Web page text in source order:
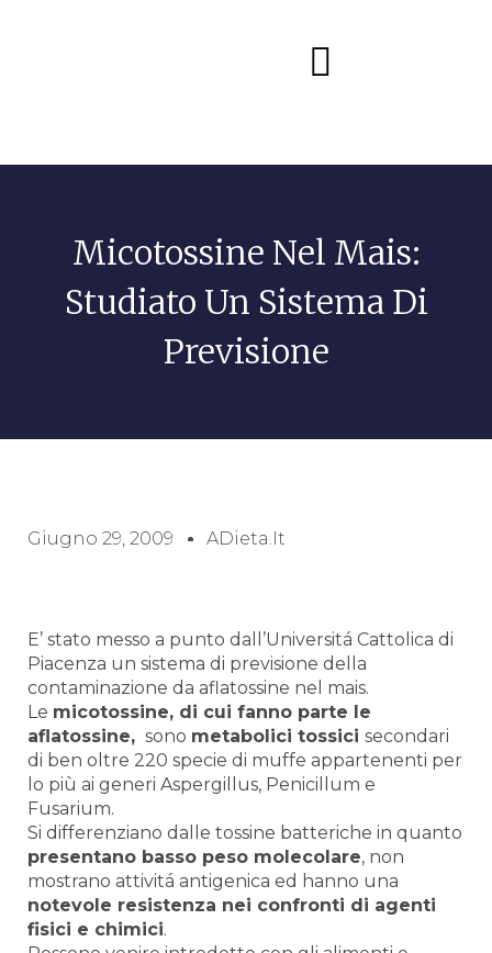
Micotossine Nel Mais:
Studiato Un Sistema Di
Previsione
Giugno 29, 2009 ADieta.it
E’ stato messo a punto dall’Universitá Cattolica di
Piacenza un sistema di previsione della
contaminazione da aflatossine nel mais.
Le micotossine, di cui fanno parte le
aflatossine, sono metabolici tossici secondari
di ben oltre 220 specie di muffe appartenenti per
lo più ai generi Aspergillus, Penicillum e
Fusarium.
Si differenziano dalle tossine batteriche in quanto
presentano basso peso molecolare, non
mostrano attivitá antigenica ed hanno una
notevole resistenza nei confronti di agenti
fisici e chimici.